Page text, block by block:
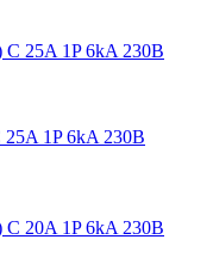
1P 6kA 230В